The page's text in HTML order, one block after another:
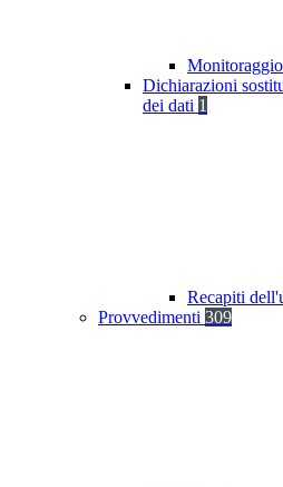
Dichiarazioni
dei dati 1
Recapiti
Provvedimenti 309